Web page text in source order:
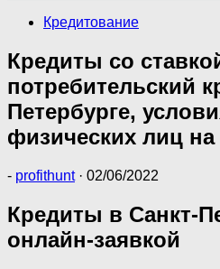
Кредитование
Кредиты со
потребительский
Петербурге,
физических лиц на
- profithunt · 02/06/2022
Кредиты в Санкт-
онлайн-заявкой